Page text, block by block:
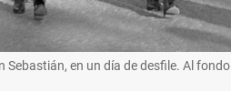
Sebastián, en un día de desfile. Al